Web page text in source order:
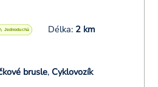
Délka: 2 km
brusle, Cyklovozík